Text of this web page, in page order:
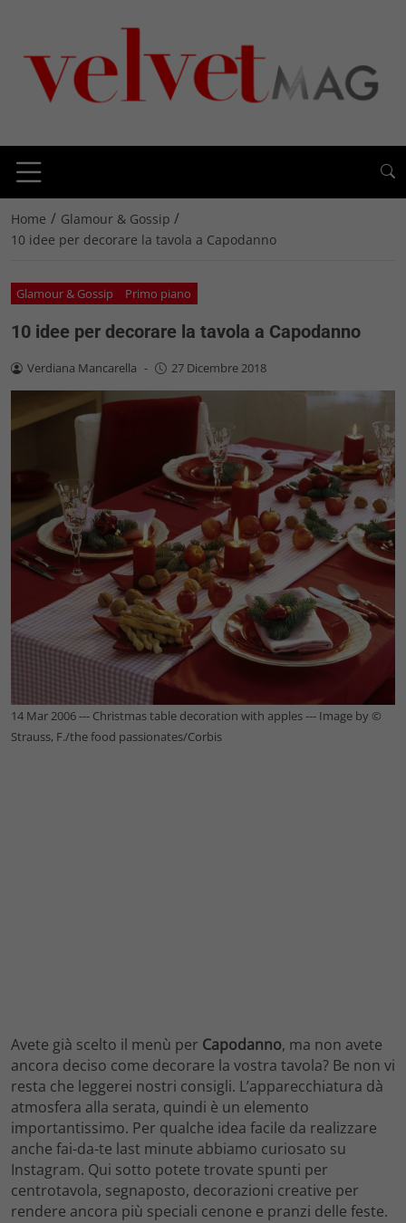
Home / Glamour & Gossip /
10 idee per decorare la tavola a Capodanno
Glamour & Gossip Primo piano
10 idee per decorare la tavola a Capodanno
Verdiana Mancarella - 27 Dicembre 2018
14 Mar 2006 --- Christmas table decoration with apples --- Image by ©
Strauss, F./the food passionates/Corbis
Avete già scelto il menù per Capodanno, ma non avete
ancora deciso come decorare la vostra tavola? Be non vi
resta che leggerei nostri consigli. L’apparecchiatura dà
atmosfera alla serata, quindi è un elemento
importantissimo. Per qualche idea facile da realizzare
anche fai-da-te last minute abbiamo curiosato su
Instagram. Qui sotto potete trovate spunti per
centrotavola, segnaposto, decorazioni creative per
rendere ancora più speciali cenone e pranzi delle feste.